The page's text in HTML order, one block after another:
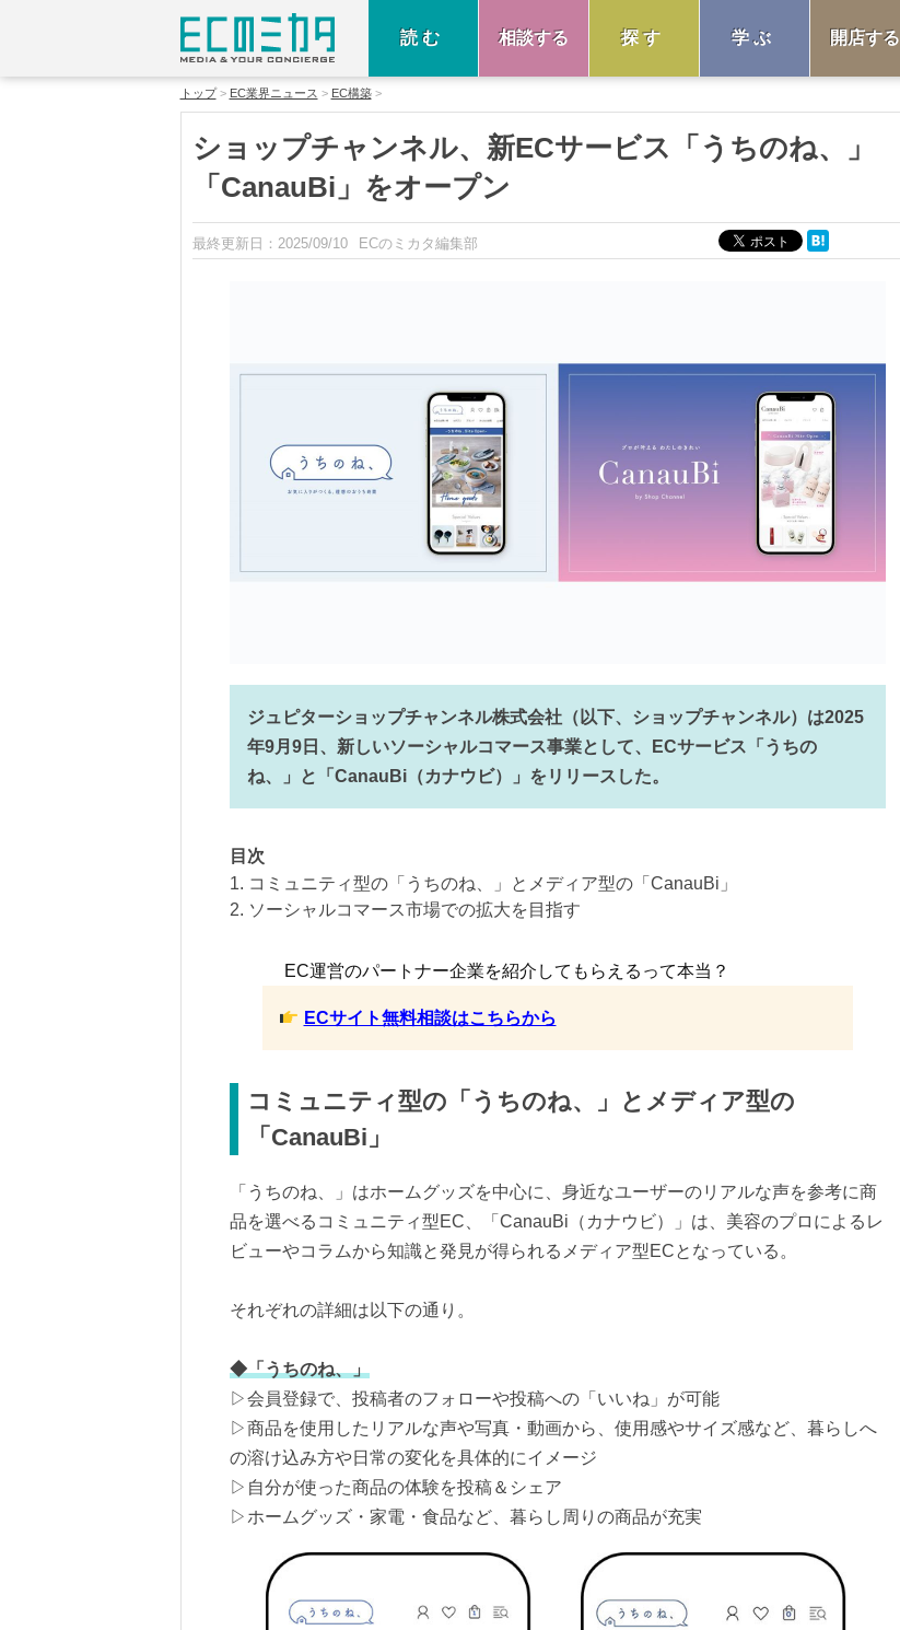
読む 相談する 探す 学ぶ 開店する
トップ EC業界ニュース EC構築
ショップチャンネル、新ECサービス「うちのね、」
「CanauBi」をオープン
最終更新日： 2025/09/10 ECのミカタ編集部
ジュピターショップチャンネル株式会社（以下、ショップチャンネル）は2025
年9月9日、新しいソーシャルコマース事業として、ECサービス「うちの
ね、」と「CanauBi（カナウビ）」をリリースした。
目次
1. コミュニティ型の「うちのね、」とメディア型の「CanauBi」
2. ソーシャルコマース市場での拡大を目指す
EC運営のパートナー企業を紹介してもらえるって本当？
ECサイト無料相談はこちらから
コミュニティ型の「うちのね、」とメディア型の
「CanauBi」
「うちのね、」はホームグッズを中心に、身近なユーザーのリアルな声を参考に商
品を選べるコミュニティ型EC、「CanauBi（カナウビ）」は、美容のプロによるレ
ビューやコラムから知識と発見が得られるメディア型ECとなっている。
それぞれの詳細は以下の通り。
◆「うちのね、」
▷会員登録で、投稿者のフォローや投稿への「いいね」が可能
▷商品を使用したリアルな声や写真・動画から、使用感やサイズ感など、暮らしへ
の溶け込み方や日常の変化を具体的にイメージ
▷自分が使った商品の体験を投稿＆シェア
▷ホームグッズ・家電・食品など、暮らし周りの商品が充実